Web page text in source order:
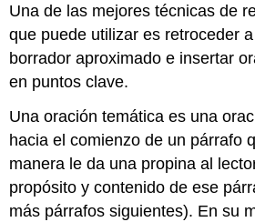
Una de las mejores técnicas de
que puede utilizar es retroceder
borrador aproximado e insertar
en puntos clave.
Una oración temática es una
hacia el comienzo de un párrafo
manera le da una propina al
propósito y contenido de ese
más párrafos siguientes). En su